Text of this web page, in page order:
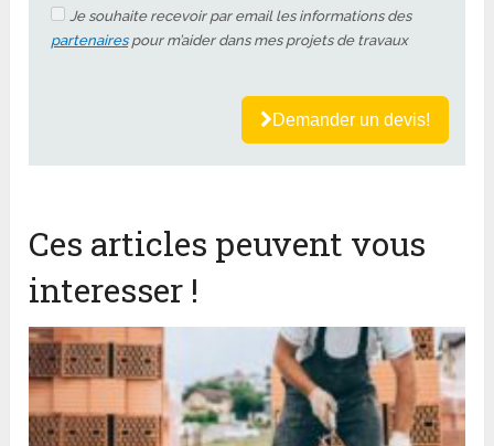
Je souhaite recevoir par email les informations des
partenairespour m’aider dans mes projets de travaux
Demander un devis!
Ces articles peuvent vous
interesser !